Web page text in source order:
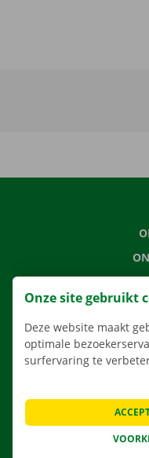
Onze site gebruikt
Deze website maakt
optimale
surfervaring te